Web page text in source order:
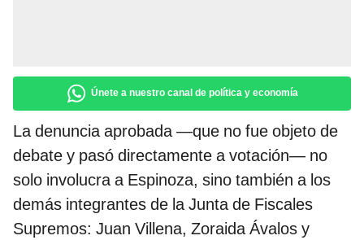
Únete a nuestro canal de política y economía
La denuncia aprobada —que no fue objeto de
debate y pasó directamente a votación— no
solo involucra a Espinoza, sino también a los
demás integrantes de la Junta de Fiscales
Supremos: Juan Villena, Zoraida Ávalos y